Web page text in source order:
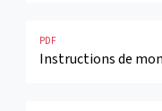
PDF
Instructions de